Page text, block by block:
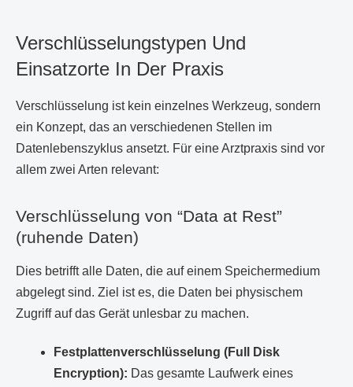
Verschlüsselungstypen Und
Einsatzorte In Der Praxis
Verschlüsselung ist kein einzelnes Werkzeug, sondern
ein Konzept, das an verschiedenen Stellen im
Datenlebenszyklus ansetzt. Für eine Arztpraxis sind vor
allem zwei Arten relevant:
Verschlüsselung von “Data at Rest”
(ruhende Daten)
Dies betrifft alle Daten, die auf einem Speichermedium
abgelegt sind. Ziel ist es, die Daten bei physischem
Zugriff auf das Gerät unlesbar zu machen.
Festplattenverschlüsselung (Full Disk
Encryption): Das gesamte Laufwerk eines